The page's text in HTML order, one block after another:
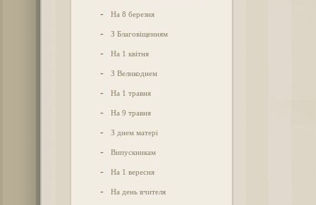
- На 8 березня
- З Благовіщенням
- На 1 квітня
- З Великоднем
- На 1 травня
- На 9 травня
- З днем матері
- Випускникам
- На 1 вересня
- На день вчителя